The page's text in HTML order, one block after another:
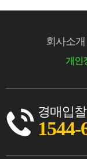
회사소개
개인
경매입
1544-